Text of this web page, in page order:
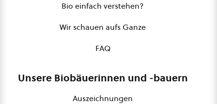
Bio einfach verstehen?
Wir schauen aufs Ganze
FAQ
Unsere Biobäuerinnen und -bauern
Auszeichnungen